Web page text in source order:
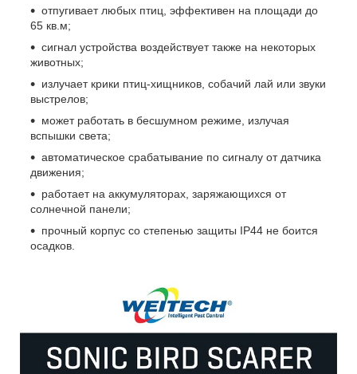
отпугивает любых птиц, эффективен на площади до
65 кв.м;
сигнал устройства воздействует также на некоторых
животных;
излучает крики птиц-хищников, собачий лай или звуки
выстрелов;
может работать в бесшумном режиме, излучая
вспышки света;
автоматическое срабатывание по сигналу от датчика
движения;
работает на аккумуляторах, заряжающихся от
солнечной панели;
прочный корпус со степенью защиты IP44 не боится
осадков.